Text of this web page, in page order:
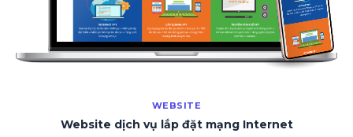
WEBSITE
Website dịch vụ lắp đặt mạng Internet